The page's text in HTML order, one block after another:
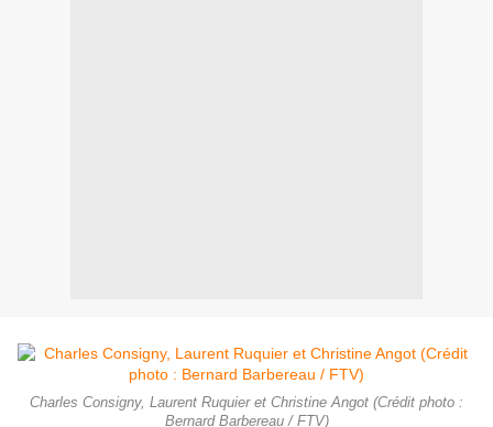
Charles Consigny, Laurent Ruquier et Christine Angot (Crédit photo :
Bernard Barbereau / FTV)